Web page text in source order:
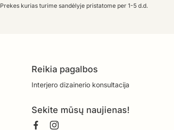
Prekes kurias turime sandėlyje pristatome per 1-5 d.d.
Reikia pagalbos
Interjero dizainerio konsultacija
Sekite mūsų naujienas!